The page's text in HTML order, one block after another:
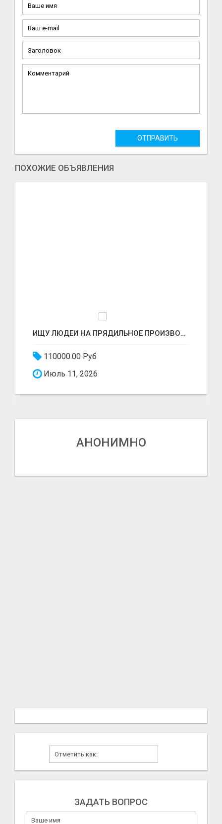
ОТПРАВИТЬ
ПОХОЖИЕ ОБЪЯВЛЕНИЯ
ИЩУ ЛЮДЕЙ НА ПРЯДИЛЬНОЕ ПРОИЗВОДСТВО В ЖИЛИНО-2 (ЛЮБЕРЦЫ), ФАБРИКА «ПЕХОРСКИЙ ТЕКСТИЛЬ»
110000.00 Руб
Июль 11, 2026
АНОНИМНО
ЗАДАТЬ ВОПРОС